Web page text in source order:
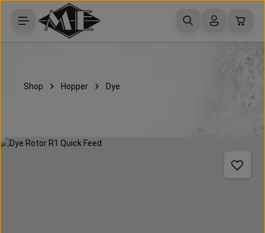
Zum Hauptinhalt springen
Shop Hopper Dye
Bildergalerie überspringen